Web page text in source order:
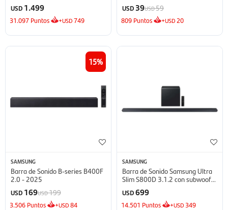
USD 1.499
31.097 Puntos +USD749
USD 39USD59
809 Puntos +USD 20
15
SAMSUNG
Barra de Sonido B-series B400F
2.0 - 2025
USD 169USD199
3.506 Puntos +USD84
SAMSUNG
Barra de Sonido Samsung Ultra
Slim S800D 3.1.2 con subwoofer
USD699
14.501 Puntos +USD 349